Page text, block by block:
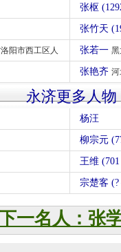
张枢
张竹天
阳市西工区人 张若一
张艳齐
永济更多人物
杨汪
柳宗元
王维
宗楚客
一名人：张